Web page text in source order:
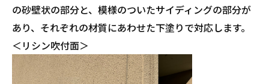
の砂壁状の部分と、模様のついたサイディングの部分が
あり、それぞれの材質にあわせた下塗りで対応します。
＜リシン吹付面＞